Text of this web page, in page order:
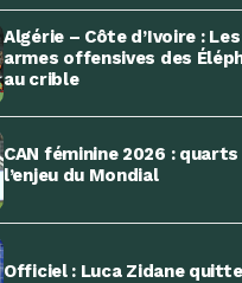
Algérie – Côte d’Ivoire :
armes offensives des
au crible
CAN féminine 2026 :
l’enjeu du Mondial
Officiel : Luca Zidane quitte